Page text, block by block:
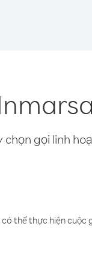
gọi linh
thể thực hiện cuộc